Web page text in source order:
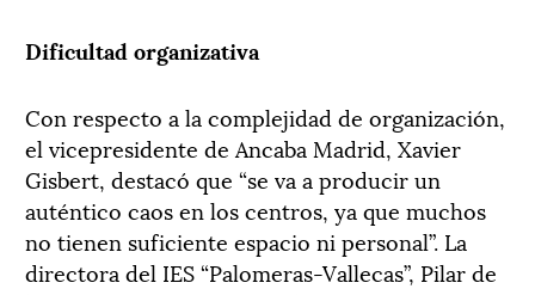
Dificultad organizativa
Con respecto a la complejidad de organización,
el vicepresidente de Ancaba Madrid, Xavier
Gisbert, destacó que “se va a producir un
auténtico caos en los centros, ya que muchos
no tienen suficiente espacio ni personal”. La
directora del IES “Palomeras-Vallecas”, Pilar de